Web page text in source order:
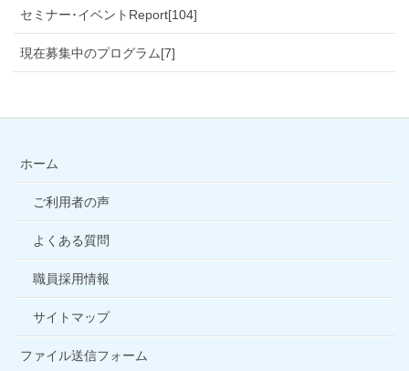
セミナー･イベントReport[104]
現在募集中のプログラム[7]
ホーム
ご利用者の声
よくある質問
職員採用情報
サイトマップ
ファイル送信フォーム